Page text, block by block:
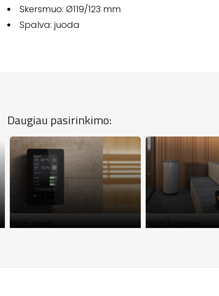
Skersmuo: Ø119/123 mm
Spalva: juoda
Daugiau pasirinkimo:
Pirties prekės Pirties krosnelės